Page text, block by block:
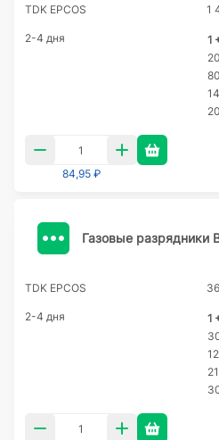
TDK EPCOS 1
2-4 дня 1
84,95 ₽
Газовые разрядники
TDK EPCOS
2-4 дня 1